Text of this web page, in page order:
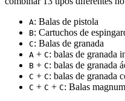
A: Balas de pistola
B: Cartuchos de
C: Balas de granada
A + C: balas de granada
B + C: balas de granada
C + C: balas de granada
C + C + C: Balas magnum